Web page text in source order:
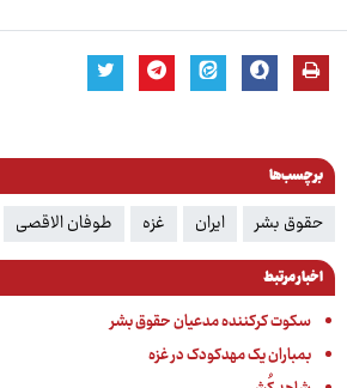
برچسب‌ها
حقوق بشر ایران غزه طوفان الاقصی
اخبار مرتبط
سکوت کرکننده مدعیان حقوق بشر
بمباران یک مهدکودک در غزه